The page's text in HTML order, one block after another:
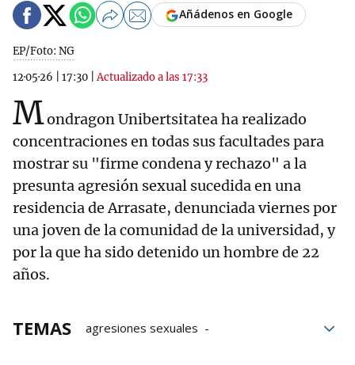
EP/Foto: NG
12·05·26
17:30 |Actualizado a las 17:33
Añádenos en Google
Mondragon Unibertsitatea ha realizado
concentraciones en todas sus facultades para
mostrar su "firme condena y rechazo" a la
presunta agresión sexual sucedida en una
residencia de Arrasate, denunciada viernes por
una joven de la comunidad de la universidad, y
por la que ha sido detenido un hombre de 22
años.
TEMAS
agresiones sexuales